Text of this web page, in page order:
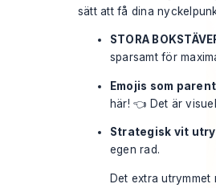
sätt att få dina
STORA
sparsamt för
Emojis som
här! 👈 Det är
Strategisk vit
egen rad.
Det extra